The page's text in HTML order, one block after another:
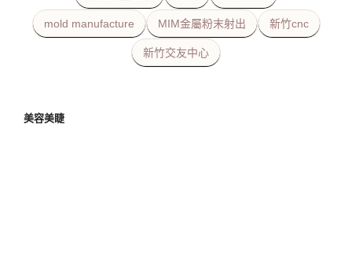
mold manufacture MIM金屬粉末射出 新竹cnc
新竹交友中心
美容美睫